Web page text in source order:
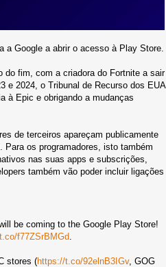
a Google a abrir o acesso à Play Store.
do fim, com a criadora do Fortnite a sair
e 2024, o Tribunal de Recurso dos EUA
à Epic e obrigando a mudanças
de terceiros apareçam publicamente
os programadores, isto também
nas suas apps e subscrições,
também vão poder incluir ligações
be coming to the Google Play Store!
f77ZSrBMGd.
stores (https://t.co/92elnB3IGv, GOG